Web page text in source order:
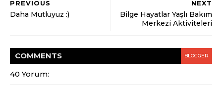
NEXT
Bilge Hayatlar Yaşlı Bakım
Merkezi Aktiviteleri
PREVIOUS
Daha Mutluyuz :)
COMMENTS BLOGGER
40 Yorum: